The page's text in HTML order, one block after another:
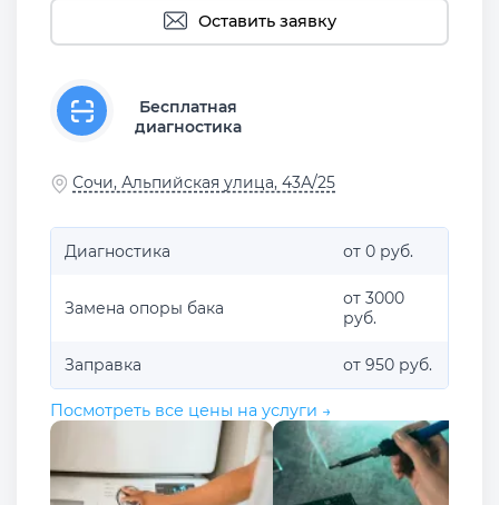
Оставить заявку
Бесплатная
диагностика
Сочи, Альпийская улица, 43А/25
Диагностика от 0 руб.
Замена опоры бака
от 3000
руб.
Заправка от 950 руб.
Посмотреть все цены на услуги →